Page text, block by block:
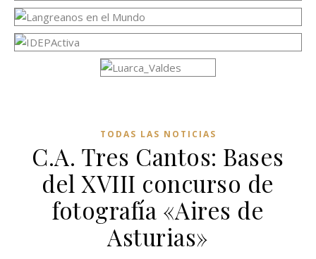
TODAS LAS NOTICIAS
C.A. Tres Cantos: Bases
del XVIII concurso de
fotografía «Aires de
Asturias»